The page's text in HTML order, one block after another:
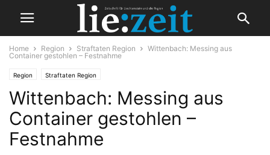
Home Region Straftaten Region
Wittenbach: Messing aus
Container gestohlen – Festnahme
Region Straftaten Region
Wittenbach: Messing aus
Container gestohlen –
Festnahme